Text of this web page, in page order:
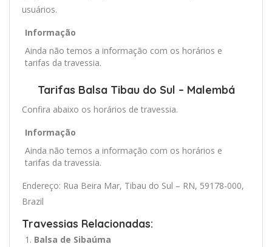
usuários.
Informação
Ainda não temos a informação com os horários e
tarifas da travessia.
Tarifas Balsa Tibau do Sul – Malembá
Confira abaixo os horários de travessia.
Informação
Ainda não temos a informação com os horários e
tarifas da travessia.
Endereço: Rua Beira Mar, Tibau do Sul – RN, 59178-000,
Brazil
Travessias Relacionadas:
Balsa de Sibaúma